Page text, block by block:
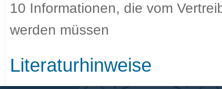
10 Informationen, die vom
werden müssen
Literaturhinweise